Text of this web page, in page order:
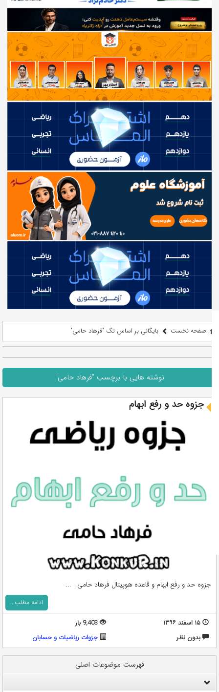
صفحه نخست بایگانی بر اساس تگ "فرهاد حامی"
نوشته هایی با برچسب "فرهاد حامی"
جزوه حد و رفع ابهام
جزوه حد و رفع ابهام و قاعده هوپیتال فرهاد حامی ...
ادامه مطلب...
۱۵ اسفند ۱۳۹۶
9,403 بار
بدون نظر
جزوات ریاضیات و حسابان
فهرست موضوعات اصلی